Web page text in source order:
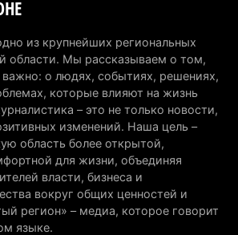
резко подорожал: в
226
мира приехали на
область
первый класс: казахстанских
начнут учить искусственному
из крупнейших региональных
области. Мы рассказываем о том,
важно: о людях, событиях, решениях,
которые влияют на жизнь
– это не только новости,
изменений. Наша цель –
область более открытой,
для жизни, объединяя
власти, бизнеса и
вокруг общих ценностей и
регион» – медиа, которое говорит
языке.